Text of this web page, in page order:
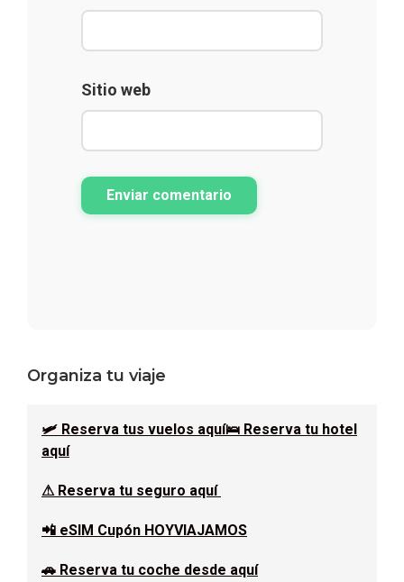
Sitio web
Enviar comentario
Barra
principal
Organiza tu viaje
🛩 Reserva tus vuelos aquí🛌 Reserva tu hotel
aquí
⚠ Reserva tu seguro aquí
📲 eSIM Cupón HOYVIAJAMOS
🚗 Reserva tu coche desde aquí